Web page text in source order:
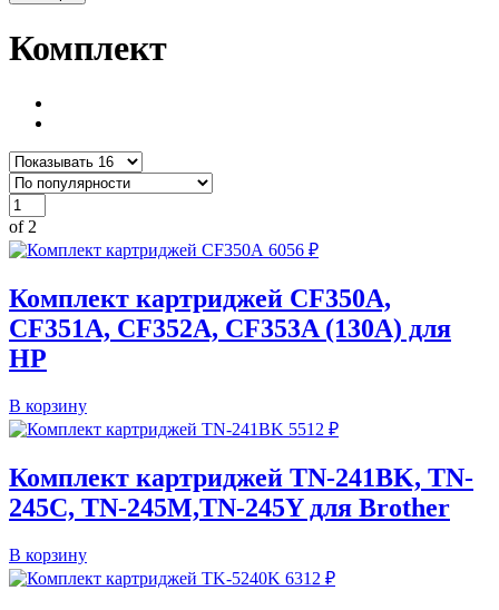
Комплект
of 2
6056 ₽
Комплект картриджей CF350A,
CF351A, CF352A, CF353A (130A) для
HP
В корзину
5512 ₽
Комплект картриджей TN-241BK, TN-
245C, TN-245M,TN-245Y для Brother
В корзину
6312 ₽